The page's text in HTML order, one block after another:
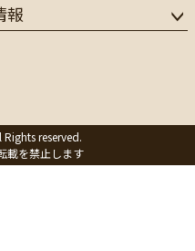
報
reserved.
載を禁止します